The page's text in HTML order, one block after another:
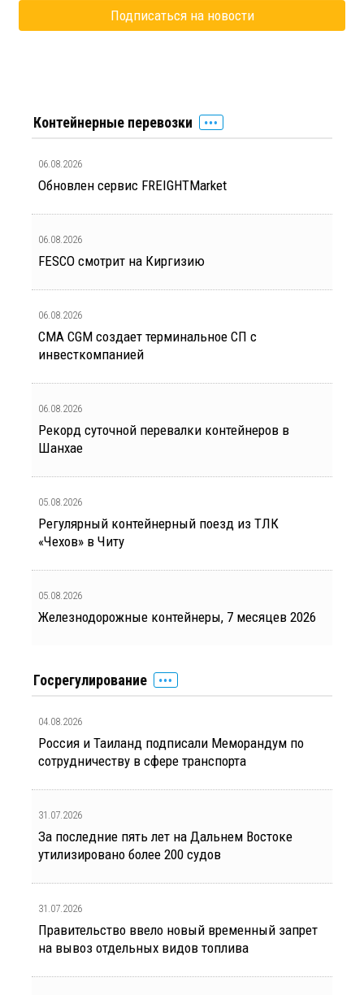
Контейнерные перевозки
06.08.2026
Обновлен сервис FREIGHTMarket
06.08.2026
FESCO смотрит на Киргизию
06.08.2026
CMA CGM создает терминальное СП с
инвесткомпанией
06.08.2026
Рекорд суточной перевалки контейнеров в
Шанхае
05.08.2026
Регулярный контейнерный поезд из ТЛК
«Чехов» в Читу
05.08.2026
Железнодорожные контейнеры, 7 месяцев 2026
Госрегулирование
04.08.2026
Россия и Таиланд подписали Меморандум по
сотрудничеству в сфере транспорта
31.07.2026
За последние пять лет на Дальнем Востоке
утилизировано более 200 судов
31.07.2026
Правительство ввело новый временный запрет
на вывоз отдельных видов топлива